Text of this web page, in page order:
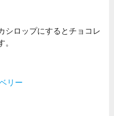
シロップにするとチョコレ
リー